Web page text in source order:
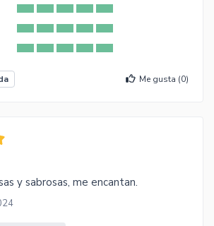
Me gusta (0)
y sabrosas, me encantan.